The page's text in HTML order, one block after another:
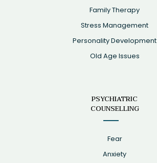
Family Therapy
Stress Management
Personality Development
Old Age Issues
PSYCHIATRIC
COUNSELLING
Fear
Anxiety